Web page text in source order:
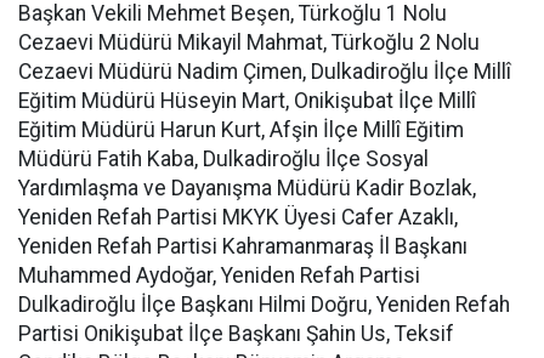
Başkan Vekili Mehmet Beşen, Türkoğlu 1 Nolu
Cezaevi Müdürü Mikayil Mahmat, Türkoğlu 2 Nolu
Cezaevi Müdürü Nadim Çimen, Dulkadiroğlu İlçe Millî
Eğitim Müdürü Hüseyin Mart, Onikişubat İlçe Millî
Eğitim Müdürü Harun Kurt, Afşin İlçe Millî Eğitim
Müdürü Fatih Kaba, Dulkadiroğlu İlçe Sosyal
Yardımlaşma ve Dayanışma Müdürü Kadir Bozlak,
Yeniden Refah Partisi MKYK Üyesi Cafer Azaklı,
Yeniden Refah Partisi Kahramanmaraş İl Başkanı
Muhammed Aydoğar, Yeniden Refah Partisi
Dulkadiroğlu İlçe Başkanı Hilmi Doğru, Yeniden Refah
Partisi Onikişubat İlçe Başkanı Şahin Us, Teksif